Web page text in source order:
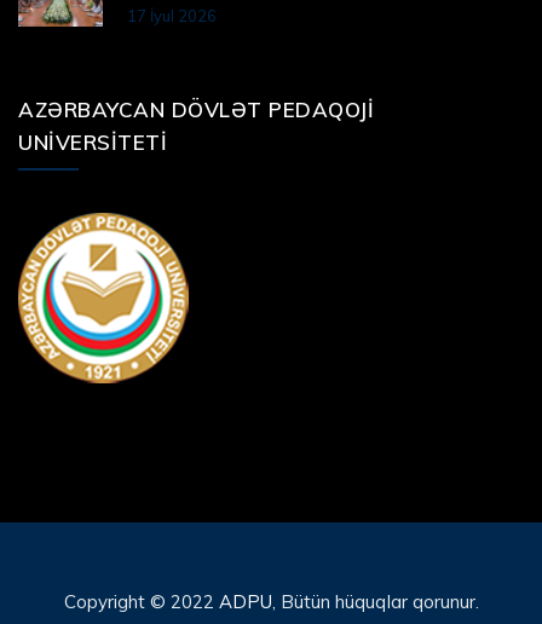
17 İyul 2026
AZƏRBAYCAN DÖVLƏT PEDAQOJI
UNIVERSITETI
Copyright © 2022 ADPU, Bütün hüquqlar qorunur.